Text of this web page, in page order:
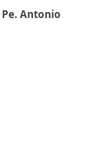
Pe. Antonio